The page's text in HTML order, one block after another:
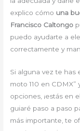
explico cómo una
Francisco Caltongo
puedo ayudarte a
correctamente y
Si alguna vez te has
moto 110 en
opciones, ¡estás en
guiaré paso a paso
más importante, te